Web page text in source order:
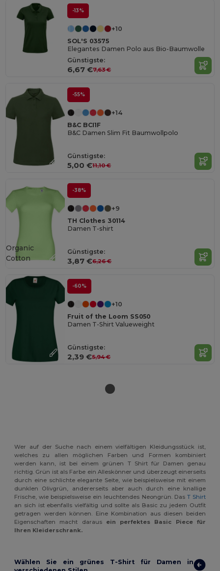
-13%
+10
SOL'S 03575
Elegantes Damen Polo aus Bio-Baumwolle
Günstigste:
6,67 €7,63 €
-55%
+14
B&C BCI1F
B&C Damen Slim Fit Baumwollpolo
Günstigste:
5,00 €11,10 €
-38%
+9
TH Clothes 30114
Damen T-shirt
Günstigste:
3,87 €6,26 €
Organic
Cotton
-60%
+10
Fruit of the Loom SS050
Damen T-Shirt Valueweight
Günstigste:
2,39 €5,94 €
Wer auf der Suche nach einem vielfältigen Kleidungsstück ist,
welches zu allen möglichen Farben und Formen kombiniert
werden kann, ist bei einem grünen T Shirt für Damen genau
richtig. Grün ist als Farbe ein Alleskönner und überzeugt einerseits
durch eine schlichte elegante Seite, wie beispielsweise mit einem
dunklen Olivgrün, andererseits aber auch durch eine knallige
Frische, wie beispielsweise ein leuchtendes Neongrün. Das T Shirt
an sich ist ebenfalls vielfältig und sollte als Basic zu jedem Outfit
getragen werden können. Eine Kombination aus diesen beiden
Eigenschaften macht daraus ein perfektes Basic Piece für
Ihren Kleiderschrank.
Wählen Sie ein grünes T-Shirt für Damen in